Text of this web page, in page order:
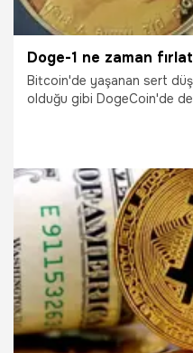
Bitcoin'de yaşanan sert
olduğu gibi DogeCoin'de
harekatinin başlayacağı
gelişmenin ardından Doge-
Temmuz DogeCoin ne
aranmaya başlandı.
2.07.2022 Ekonomi